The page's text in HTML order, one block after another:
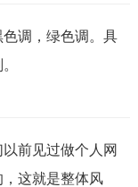
调，绿色调。具
前见过做个人网
这就是整体风